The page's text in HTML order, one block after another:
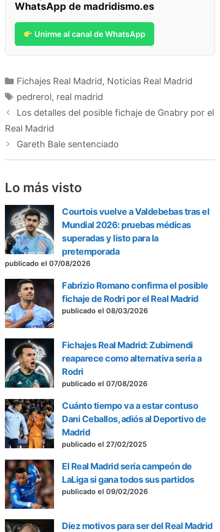
WhatsApp de madridismo.es
Unirme al canal de WhatsApp
Categorías
Fichajes Real Madrid, Noticias Real Madrid
Etiquetas
pedrerol, real madrid
Los detalles del posible fichaje de Gnabry por el
Real Madrid
Gareth Bale sentenciado
Lo más visto
Courtois vuelve a Valdebebas tras el
Mundial 2026: pruebas médicas
superadas y listo para la
pretemporada
publicado el 07/08/2026
Fabrizio Romano confirma el posible
fichaje de Rodri por el Real Madrid
publicado el 08/03/2026
Fichajes Real Madrid: Zubimendi
reaparece como alternativa seria a
Rodri
publicado el 07/08/2026
Cuánto tiempo va a estar contuso
Dani Ceballos, adiós al Deportivo de
Madrid
publicado el 27/02/2025
El Real Madrid sería campeón de
LaLiga si gana todos sus partidos
publicado el 09/02/2026
Diez motivos para ser del Real Madrid